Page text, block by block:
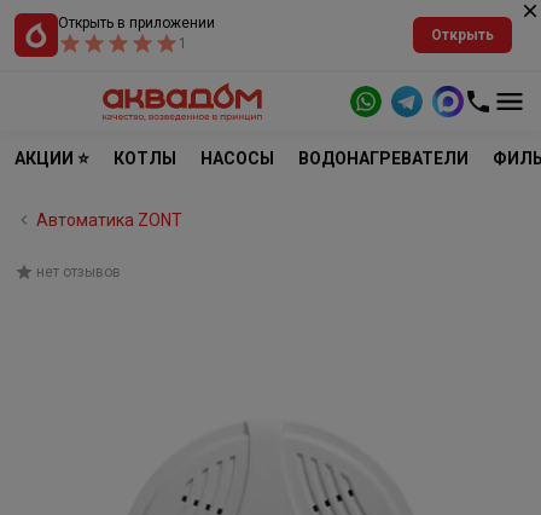
Открыть в приложении
1
Открыть
АКЦИИ ⭐ КОТЛЫ НАСОСЫ ВОДОНАГРЕВАТЕЛИ
Автоматика ZONT
нет отзывов